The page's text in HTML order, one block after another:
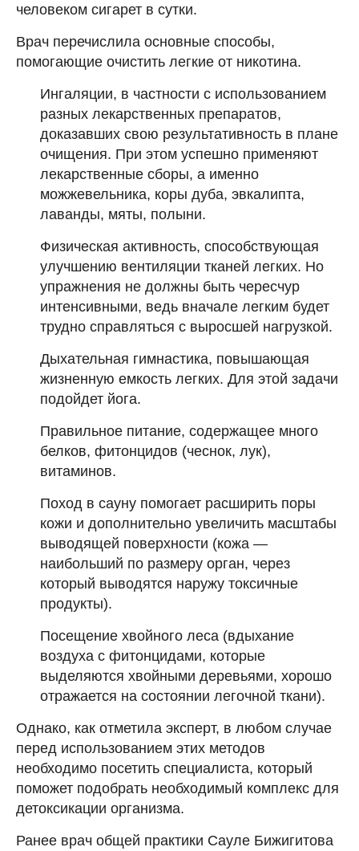
человеком сигарет в сутки.
Врач перечислила основные способы,
помогающие очистить легкие от никотина.
Ингаляции, в частности с использованием
разных лекарственных препаратов,
доказавших свою результативность в плане
очищения. При этом успешно применяют
лекарственные сборы, а именно
можжевельника, коры дуба, эвкалипта,
лаванды, мяты, полыни.
Физическая активность, способствующая
улучшению вентиляции тканей легких. Но
упражнения не должны быть чересчур
интенсивными, ведь вначале легким будет
трудно справляться с выросшей нагрузкой.
Дыхательная гимнастика, повышающая
жизненную емкость легких. Для этой задачи
подойдет йога.
Правильное питание, содержащее много
белков, фитонцидов (чеснок, лук),
витаминов.
Поход в сауну помогает расширить поры
кожи и дополнительно увеличить масштабы
выводящей поверхности (кожа —
наибольший по размеру орган, через
который выводятся наружу токсичные
продукты).
Посещение хвойного леса (вдыхание
воздуха с фитонцидами, которые
выделяются хвойными деревьями, хорошо
отражается на состоянии легочной ткани).
Однако, как отметила эксперт, в любом случае
перед использованием этих методов
необходимо посетить специалиста, который
поможет подобрать необходимый комплекс для
детоксикации организма.
Ранее врач общей практики Сауле Бижигитова